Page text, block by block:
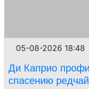
05-08-2026 18:48
Ди Каприо
спасению